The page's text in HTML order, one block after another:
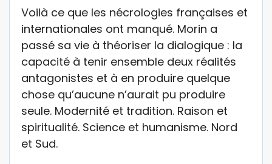
Voilà ce que les nécrologies françaises et
internationales ont manqué. Morin a
passé sa vie à théoriser la dialogique : la
capacité à tenir ensemble deux réalités
antagonistes et à en produire quelque
chose qu’aucune n’aurait pu produire
seule. Modernité et tradition. Raison et
spiritualité. Science et humanisme. Nord
et Sud.